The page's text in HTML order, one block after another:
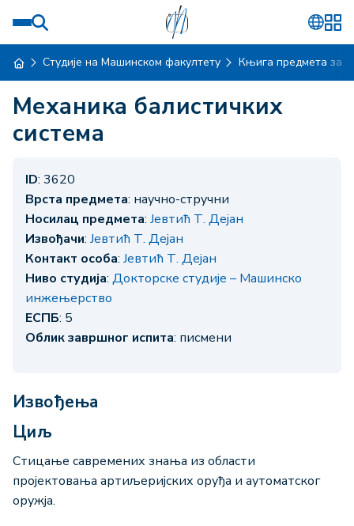
Студије на Машинском факултету Књига предмета за
Механика балистичких
система
ID: 3620
Врста предмета: научно-стручни
Носилац предмета: Јевтић Т. Дејан
Извођачи: Јевтић Т. Дејан
Контакт особа: Јевтић Т. Дејан
Ниво студија: Докторске студије – Машинско
инжењерство
ЕСПБ: 5
Облик завршног испита: писмени
Извођења
Циљ
Стицање савремених знања из области
пројектовања артиљеријских оруђа и аутоматског
оружја.